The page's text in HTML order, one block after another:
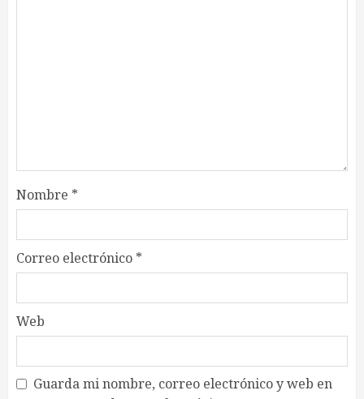
Nombre *
Correo electrónico *
Web
Guarda mi nombre, correo electrónico y web en